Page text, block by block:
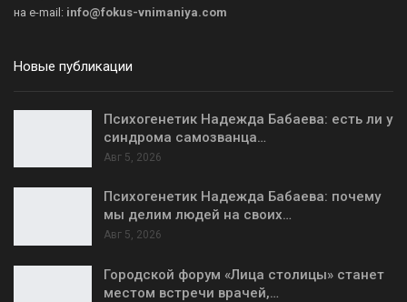
на e-mail: info@fokus-vnimaniya.com
Новые публикации
Психогенетик Надежда Бабаева: есть ли у
синдрома самозванца…
Авг 5, 2026
Психогенетик Надежда Бабаева: почему
мы делим людей на своих…
Авг 5, 2026
Городской форум «Лица столицы» станет
местом встречи врачей,…